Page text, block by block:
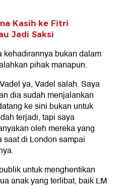
Kasih ke Fitri
Jadi Saksi
kehadirannya bukan dalam
pihak manapun.
ya, Vadel salah. Saya
dia sudah menjalankan
ke sini bukan untuk
terjadi, tapi saya
oleh mereka yang
di London sampai
untuk menghentikan
anak yang terlibat, baik LM